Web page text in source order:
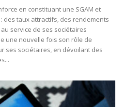
en constituant une SGAM et
des taux attractifs, des rendements
service de ses sociétaires
une nouvelle fois son rôle de
ses sociétaires, en dévoilant des